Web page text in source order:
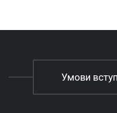
Умови